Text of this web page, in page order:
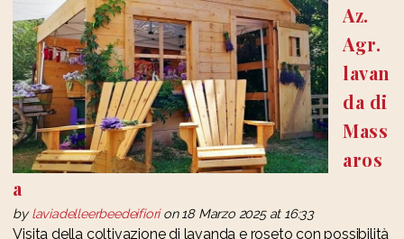
Az.
Agr.
lavan
da di
Mass
aros
a
bylaviadelleerbeedeifiorion 18 Marzo 2025 at 16:33
Visita della coltivazione di lavanda e roseto con possibilità